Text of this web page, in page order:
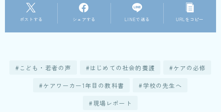
ポストする シェアする LINEで送る URLをコピー
こども・若者の声 はじめての社会的養護 ケアの必修
ケアワーカー1年目の教科書 学校の先生へ
現場レポート